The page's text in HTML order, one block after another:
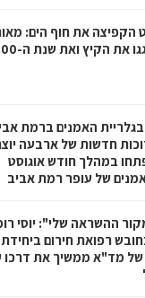
הקפיצה את חוף הים:
בני נוער חגגו את הקיץ
בגלריית האמנים ברמת
חדשות של ארבעה
במהלך חודש אוגוסט
של עופר רמת אביב
ההשראה שלי": יוסי
רפואת חירום ביחידת
של מד"א ממשיך את דרכו